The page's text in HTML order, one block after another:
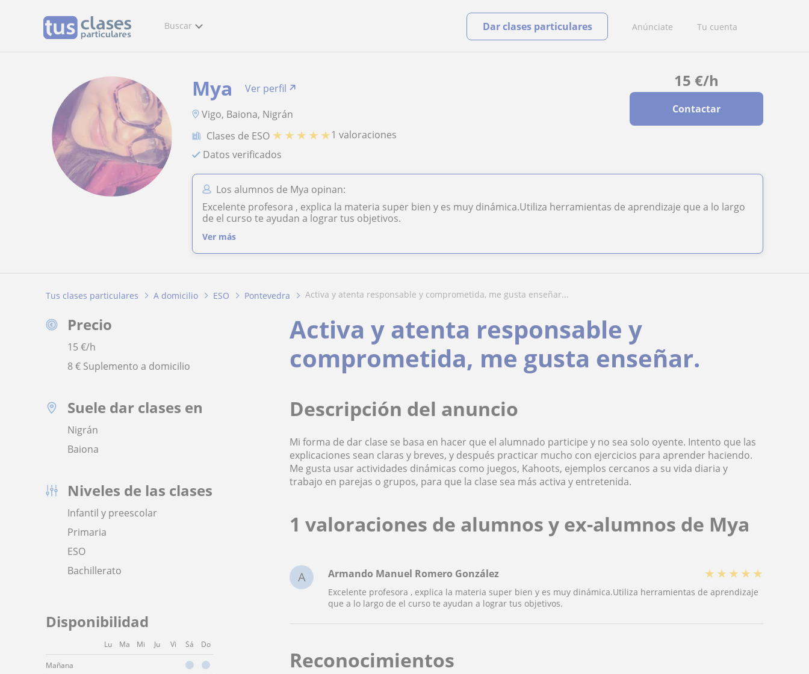
Buscar Anúnciate Tu cuenta
Dar clases particulares
15 €/h
Contactar
Mya
Ver perfil
Vigo, Baiona, Nigrán
Clases de ESO ★ ★ ★ ★ ★1 valoraciones
Datos verificados
Los alumnos de Mya opinan:
Excelente profesora , explica la materia super bien y es muy dinámica.Utiliza herramientas de aprendizaje que a lo largo
de el curso te ayudan a lograr tus objetivos.
Ver más
Tus clases particulares A domicilio ESO Pontevedra activa y atenta responsable y comprometida, me gusta enseñar...
Precio
15€/h
8 € Suplemento a domicilio
Suele dar clases en
Nigrán
Baiona
Niveles de las clases
Infantil y preescolar
Primaria
ESO
Bachillerato
Disponibilidad
Lu Ma Mi Ju Vi Sá Do
Mañana
Activa y atenta responsable y
comprometida, me gusta enseñar.
Descripción del anuncio
Mi forma de dar clase se basa en hacer que el alumnado participe y no sea solo oyente. Intento que las
explicaciones sean claras y breves, y después practicar mucho con ejercicios para aprender haciendo.
Me gusta usar actividades dinámicas como juegos, Kahoots, ejemplos cercanos a su vida diaria y
trabajo en parejas o grupos, para que la clase sea más activa y entretenida.
1 valoraciones de alumnos y ex-alumnos de Mya
A Armando Manuel Romero González ★ ★ ★ ★ ★
Excelente profesora , explica la materia super bien y es muy dinámica.Utiliza herramientas de aprendizaje
que a lo largo de el curso te ayudan a lograr tus objetivos.
Reconocimientos